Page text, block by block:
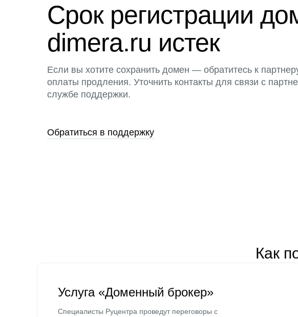
Срок регистрации
dimera.ru истек
Если вы хотите сохранить домен — обратитесь к
оплаты продления. Уточнить контакты для связи с
службе поддержки.
Обратиться в поддержку
Как
Услуга «Доменный брокер»
Специалисты Руцентра проведут переговоры с